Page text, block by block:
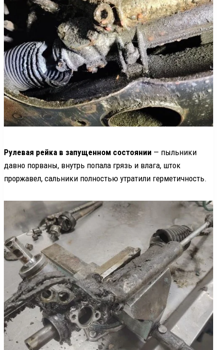
Рулевая рейка в запущенном состоянии — пыльники
давно порваны, внутрь попала грязь и влага, шток
проржавел, сальники полностью утратили герметичность.